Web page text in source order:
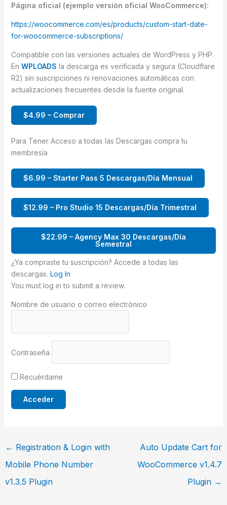
Página oficial (ejemplo versión oficial WooCommerce):
https://woocommerce.com/es/products/custom-start-date-
for-woocommerce-subscriptions/
Compatible con las versiones actuales de WordPress y PHP.
En WPLOADS la descarga es verificada y segura (Cloudflare
R2) sin suscripciones ni renovaciones automáticas con
actualizaciones frecuentes desde la fuente original.
$4.99 – Comprar
Para Tener Acceso a todas las Descargas compra tu
membresía
$6.99 – Starter Pass 5 Descargas/Día Mensual
$12.99 – Pro Studio 15 Descargas/Día Trimestral
$22.99 – Agency Max 30 Descargas/Día
Semestral
¿Ya compraste tu suscripción? Accede a todas las
descargas. Log In
You must log in to submit a review.
Nombre de usuario o correo electrónico
Contraseña
Recuérdame
← Registration & Login with
Mobile Phone Number
v1.3.5 Plugin
Auto Update Cart for
WooCommerce v1.4.7
Plugin →